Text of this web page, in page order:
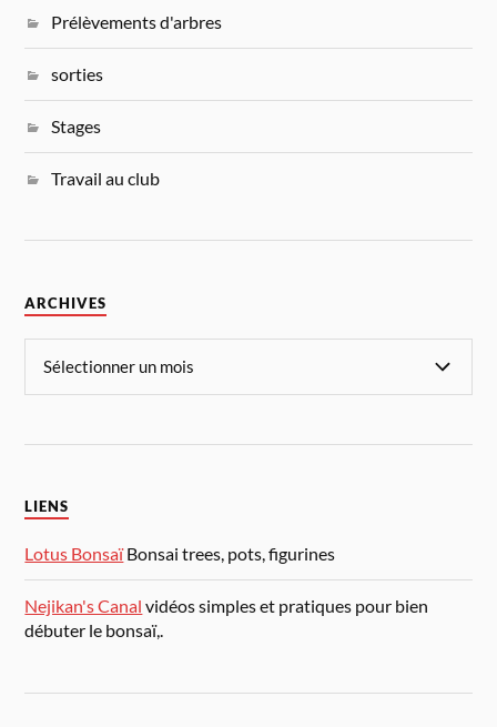
Prélèvements d'arbres
sorties
Stages
Travail au club
ARCHIVES
LIENS
Lotus BonsaïBonsai trees, pots, figurines
Nejikan's Canal vidéos simples et pratiques pour bien
débuter le bonsaï,.